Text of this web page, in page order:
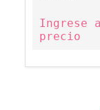
Ingrese
precio